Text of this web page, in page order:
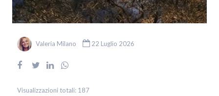
Valeria Milano 22 Luglio 2026
Visualizzazioni totali: 187